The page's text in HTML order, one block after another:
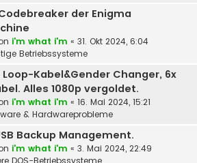
der Enigma
i'm what i'm « 31. Okt 2024, 6:04
Betriebssysteme
Loop-Kabel&Gender Changer, 6x
Alles 1080p vergoldet.
i'm what i'm « 16. Mai 2024, 15:21
& Hardwareprobleme
Backup Management.
i'm what i'm « 3. Mai 2024, 22:49